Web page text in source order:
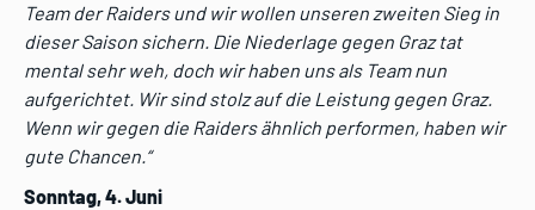
Team der Raiders und wir wollen unseren zweiten Sieg in
dieser Saison sichern. Die Niederlage gegen Graz tat
mental sehr weh, doch wir haben uns als Team nun
aufgerichtet. Wir sind stolz auf die Leistung gegen Graz.
Wenn wir gegen die Raiders ähnlich performen, haben wir
gute Chancen.“
Sonntag, 4. Juni